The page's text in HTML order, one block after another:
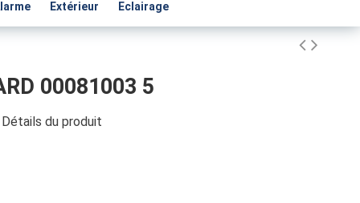
Extérieur Eclairage
00081003 5
Détails du produit